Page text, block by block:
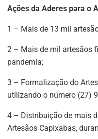
Ações da Aderes para o
1 – Mais de 13 mil
2 – Mais de mil artesãos
pandemia;
3 – Formalização do
utilizando o número (27)
4 – Distribuição de mais
Artesãos Capixabas,